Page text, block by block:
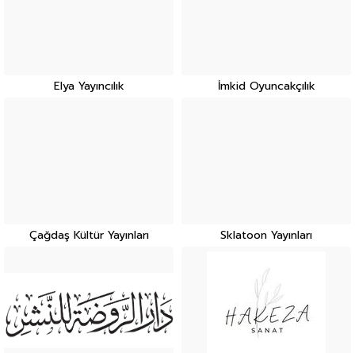
Elya Yayıncılık İmkid Oyuncakçılık
Çağdaş Kültür Yayınları Sklatoon Yayınları